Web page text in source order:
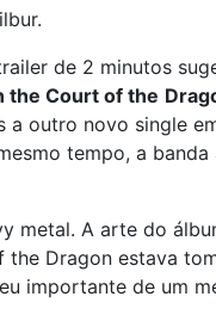
de 2 minutos
the Court of the
outro novo single
tempo, a banda
metal. A arte do
the Dragon estava
importante de um